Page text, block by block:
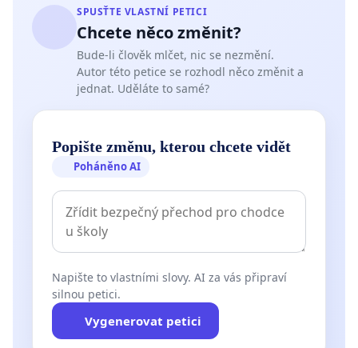
SPUSŤTE VLASTNÍ PETICI
Chcete něco změnit?
Bude-li člověk mlčet, nic se nezmění.
Autor této petice se rozhodl něco změnit a
jednat. Uděláte to samé?
Popište změnu, kterou chcete vidět
Poháněno AI
Napište to vlastními slovy. AI za vás připraví
silnou petici.
Vygenerovat petici